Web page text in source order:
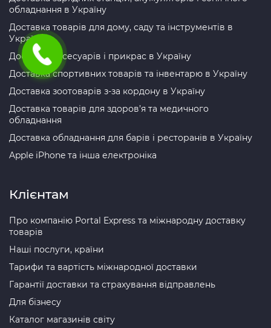
обладнання в Україну
Доставка товарів для дому, саду та інструментів в
Україну
Доставка аксесуарів і прикрас в Україну
Доставка спортивних товарів та інвентарю в Україну
Доставка зоотоварів з-за кордону в Україну
Доставка товарів для здоров’я та медичного
обладнання
Доставка обладнання для барів і ресторанів в Україну
Apple iPhone та інша електроніка
Клієнтам
Про компанію Portal Express та міжнародну доставку
товарів
Наші послуги, країни
Тарифи та вартість міжнародної доставки
Гарантії доставки та страхування відправлень
Для бізнесу
Каталог магазинів світу